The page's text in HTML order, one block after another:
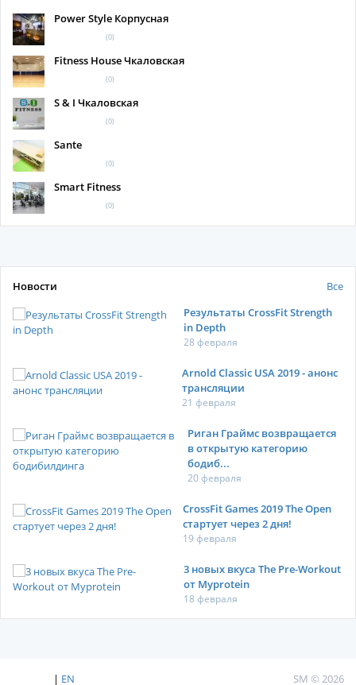
Power Style Корпусная
(0)
Fitness House Чкаловская
(0)
S & I Чкаловская
(0)
Sante
(0)
Smart Fitness
(0)
Новости
Все
Результаты CrossFit Strength
in Depth
28 февраля
Arnold Classic USA 2019 - анонс
трансляции
21 февраля
Риган Граймс возвращается
в открытую категорию
бодиб...
20 февраля
CrossFit Games 2019 The Open
стартует через 2 дня!
19 февраля
3 новых вкуса The Pre-Workout
от Myprotein
18 февраля
| EN SM © 2026